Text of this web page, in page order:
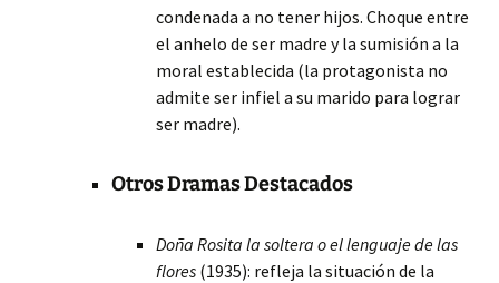
condenada a no tener hijos. Choque entre
el anhelo de ser madre y la sumisión a la
moral establecida (la protagonista no
admite ser infiel a su marido para lograr
ser madre).
Otros Dramas Destacados
Doña Rosita la soltera o el lenguaje de las
flores (1935): refleja la situación de la